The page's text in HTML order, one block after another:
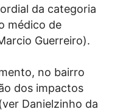
da categoria
médico de
Guerreiro).
no bairro
dos impactos
Danielzinho da